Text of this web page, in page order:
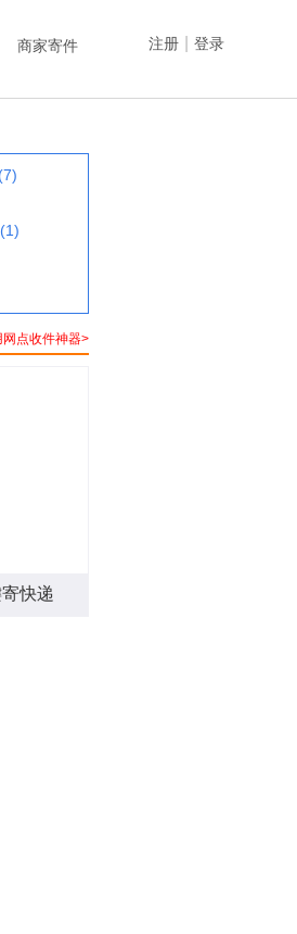
注册 登录
商家寄件
网点收件神器>
快递